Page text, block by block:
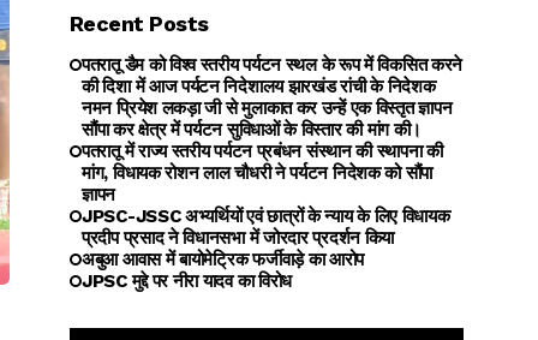
Recent Posts
पतरातू डैम को विश्व स्तरीय पर्यटन स्थल के रूप में विकसित करने
की दिशा में आज पर्यटन निदेशालय झारखंड रांची के निदेशक
नमन प्रियेश लकड़ा जी से मुलाकात कर उन्हें एक विस्तृत ज्ञापन
सौंपा कर क्षेत्र में पर्यटन सुविधाओं के विस्तार की मांग की।
पतरातू में राज्य स्तरीय पर्यटन प्रबंधन संस्थान की स्थापना की
मांग, विधायक रोशन लाल चौधरी ने पर्यटन निदेशक को सौंपा
ज्ञापन
JPSC-JSSC अभ्यर्थियों एवं छात्रों के न्याय के लिए विधायक
प्रदीप प्रसाद ने विधानसभा में जोरदार प्रदर्शन किया
अबुआ आवास में बायोमेट्रिक फर्जीवाड़े का आरोप
JPSC मुद्दे पर नीरा यादव का विरोध